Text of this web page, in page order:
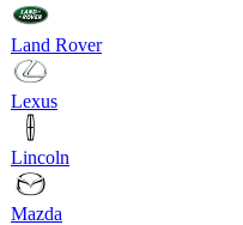
Land Rover
Lexus
Lincoln
Mazda